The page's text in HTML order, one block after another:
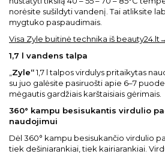
norėsite sušildyti vandenį. Tai atliksite
mygtuko paspaudimais.
Visa Zyle buitinė technika iš
1,7 l vandens talpa
Zyle“1,7 l talpos virdulys pritaikytas
su juo galėsite pasiruošti apie 6–7
mėgautis gardžiais karštaisiais gėrimais.
360° kampu besisukantis virdulio
naudojimui
Dėl 360° kampu besisukančio virdulio
tiek dešiniarankiai, tiek kairiarankiai.